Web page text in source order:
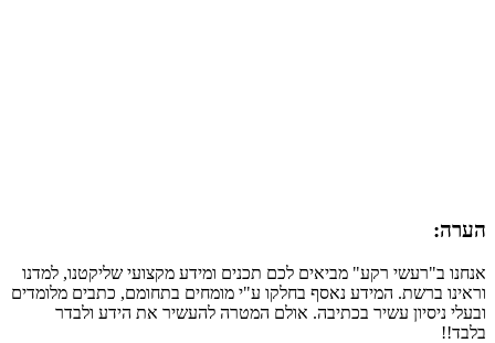
הערה:
אנחנו ב"רעשי רקע" מביאים לכם תכנים ומידע מקצועי שליקטנו, למדנו
וראינו ברשת. המידע נאסף בחלקו ע"י מומחים בתחומם, כתבים מלומדים
ובעלי ניסיון עשיר בכתיבה. אולם המטרה להעשיר את הידע ולבדר
בלבד!!